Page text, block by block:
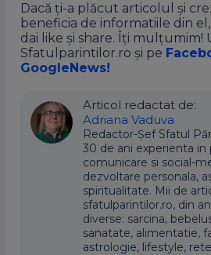
Dacă ți-a plăcut articolul și
beneficia de informatiile din
dai like și share. Îți mulțumim!
Sfatulparintilor.ro și pe
GoogleNews!
Articol redactat de:
Adriana Vaduva
Redactor-Șef Sfatul
30 de ani experienta in
comunicare si social-
dezvoltare personala,
spiritualitate. Mii de
sfatulparintilor.ro, din
diverse: sarcina,
sanatate, alimentatie,
astrologie, lifestyle,